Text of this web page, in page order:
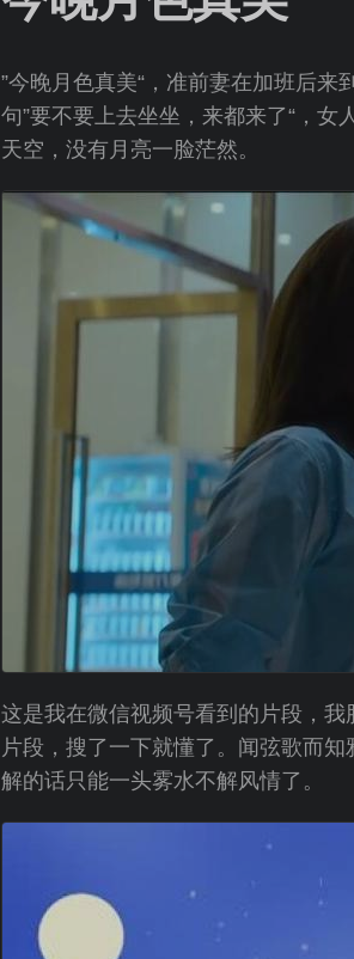
”今晚月色真美“，准前妻在加班后
句”要不要上去坐坐，来都来了“，
天空，没有月亮一脸茫然。
这是我在微信视频号看到的片段，
片段，搜了一下就懂了。闻弦歌而
解的话只能一头雾水不解风情了。